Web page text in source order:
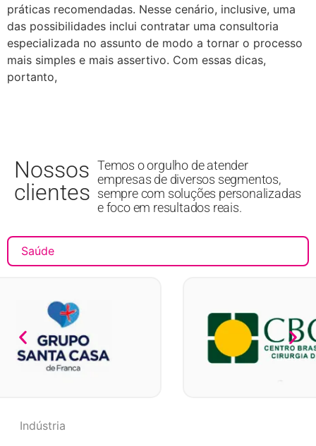
práticas recomendadas. Nesse cenário, inclusive, uma
das possibilidades inclui contratar uma consultoria
especializada no assunto de modo a tornar o processo
mais simples e mais assertivo. Com essas dicas,
portanto,
Nossos
clientes
Temos o orgulho de atender
empresas de diversos segmentos,
sempre com soluções personalizadas
e foco em resultados reais.
Saúde
Indústria